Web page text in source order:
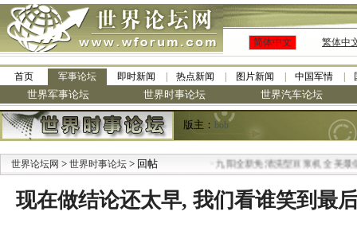
简体中文 繁体中
首页 军事论坛 即时新闻 热点新闻 图片新闻 中国军情
世界军事论坛 世界时事论坛 世界汽车论坛
版主： bob
世界论坛网 > 世界时事论坛 > 回帖 九阳全新免清洗型豆浆机 全美最低
现在做结论还太早, 我们看谁笑到最